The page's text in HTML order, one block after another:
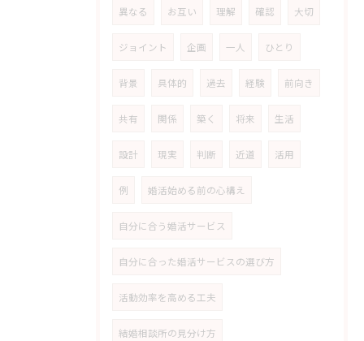
異なる お互い 理解 確認 大切
ジョイント 企画 一人 ひとり
背景 具体的 過去 経験 前向き
共有 関係 築く 将来 生活
設計 現実 判断 近道 活用
例 婚活始める前の心構え
自分に合う婚活サービス
自分に合った婚活サービスの選び方
活動効率を高める工夫
結婚相談所の見分け方